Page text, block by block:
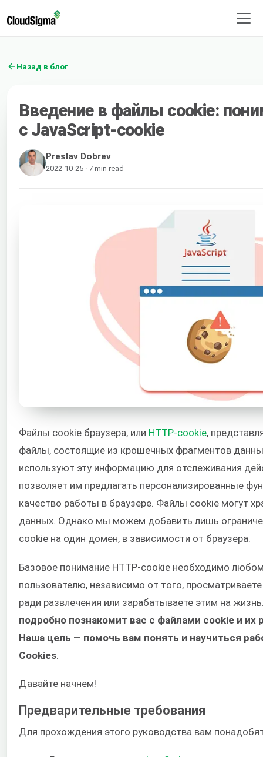
Назад в блог
Введение в файлы cookie:
с JavaScript-cookie
Preslav Dobrev
2022-10-25 · 7 min read
Файлы cookie браузера, или HTTP-cookie,
файлы, состоящие из крошечных фрагментов
используют эту информацию для отслеживания
позволяет им предлагать персонализированные
качество работы в браузере. Файлы cookie могут
данных. Однако мы можем добавить лишь
cookie на один домен, в зависимости от браузера.
Базовое понимание HTTP-cookie необходимо
пользователю, независимо от того,
ради развлечения или зарабатываете этим на
подробно познакомит вас с файлами cookie и
Наша цель — помочь вам понять и научиться
Cookies
Давайте начнем!
Предварительные требования
Для прохождения этого руководства вам